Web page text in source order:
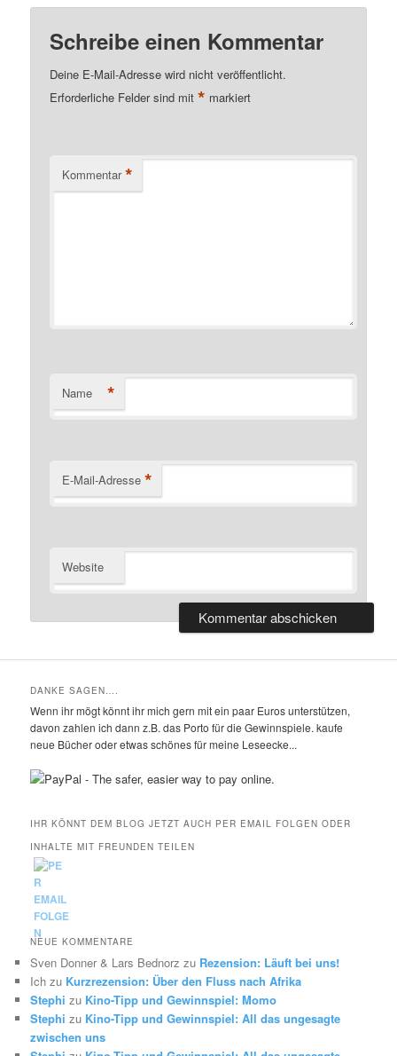
Schreibe einen Kommentar
Deine E-Mail-Adresse wird nicht veröffentlicht.
Erforderliche Felder sind mit* markiert
Kommentar *
Name *
E-Mail-Adresse *
Website
DANKE SAGEN….
Wenn ihr mögt könnt ihr mich gern mit ein paar Euros unterstützen,
davon zahlen ich dann z.B. das Porto für die Gewinnspiele. kaufe
neue Bücher oder etwas schönes für meine Leseecke...
IHR KÖNNT DEM BLOG JETZT AUCH PER EMAIL FOLGEN ODER
INHALTE MIT FREUNDEN TEILEN
NEUE KOMMENTARE
Sven Donner & Lars Bednorz zu Rezension: Läuft bei uns!
Ich zu Kurzrezension: Über den Fluss nach Afrika
Stephi zu Kino-Tipp und Gewinnspiel: Momo
Stephi zu Kino-Tipp und Gewinnspiel: All das ungesagte
zwischen uns